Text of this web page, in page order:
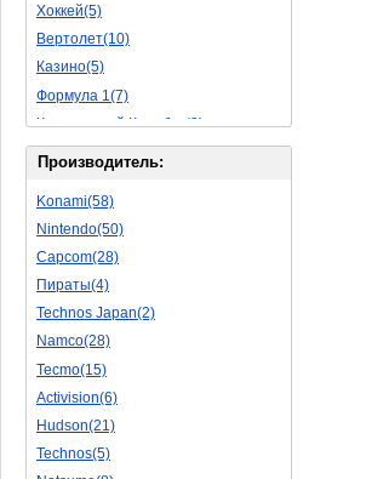
Обучающие(5)
Хоккей(5)
Вертолет(10)
Казино(5)
Формула 1(7)
Космический Корабль(9)
Баскетбол(10)
Мультфильм(20)
Роботы(15)
Дебильные(1)
2D(164)
На Русском Языке(11)
Бокс(6)
Карате(11)
Избей Их Всех(22)
Мотокросс(4)
Реслинг(10)
Производитель:
Konami(58)
Nintendo(50)
Capcom(28)
Пираты(4)
Technos Japan(2)
Namco(28)
Tecmo(15)
Activision(6)
Hudson(21)
Technos(5)